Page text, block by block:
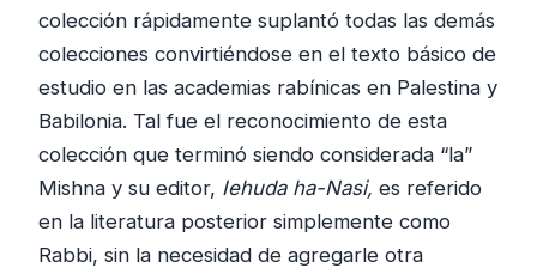
colección rápidamente suplantó todas las demás
colecciones convirtiéndose en el texto básico de
estudio en las academias rabínicas en Palestina y
Babilonia. Tal fue el reconocimiento de esta
colección que terminó siendo considerada “la”
Mishna y su editor, Iehuda ha-Nasi, es referido
en la literatura posterior simplemente como
Rabbi, sin la necesidad de agregarle otra